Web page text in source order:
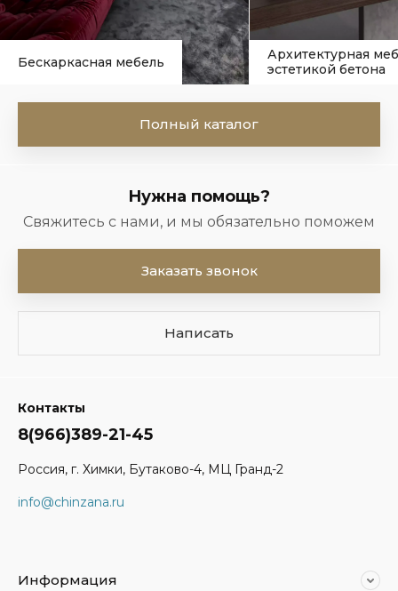
Бескаркасная мебель
Архитектурная
эстетикой бетона
Полный каталог
Нужна помощь?
Свяжитесь с нами, и мы обязательно поможем
Заказать звонок
Написать
Контакты
8(966)389-21-45
Россия, г. Химки, Бутаково-4, МЦ Гранд-2
info@chinzana.ru
Информация